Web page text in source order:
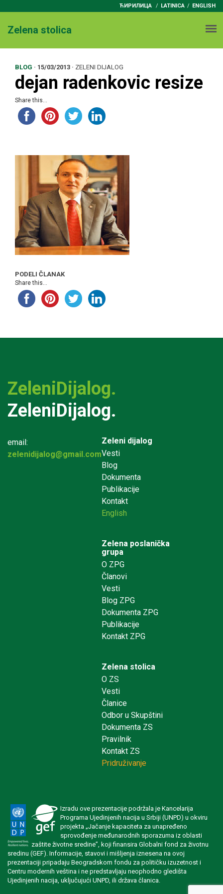
ЋИРИЛИЦА / LATINICA ENGLISH
Zelena stolica
BLOG · 15/03/2013 · ZELENI DIJALOG
dejan radenkovic resize
Share this...
PODELI ČLANAK
Share this...
ZeleniDijalog.
ZeleniDijalog.
email:
zelenidijalog@gmail.com
Zeleni dijalog
Vesti
Blog
Dokumenta
Publikacije
Kontakt
English
Zelena poslanička
grupa
O ZPG
Članovi
Vesti
Blog ZPG
Dokumenta ZPG
Publikacije
Kontakt ZPG
Zelena stolica
O ZS
Vesti
Članice
Odbor u Skupštini
Dokumenta ZS
Pravilnik
Kontakt ZS
Pridruživanje
Izradu ove prezentacije podržala je Kancelarija
Programa Ujedinjenih nacija u Srbiji (UNPD) u okviru
projekta „Jačanje kapaciteta za unapređeno
sprovođenje međunarodnih sporazuma iz oblasti
zaštite životne sredine”, koji finansira Globalni fond za životnu
sredinu (GEF). Informacije, stavovi i mišljenja iznesena na ovoj
prezentaciji pripadaju Beogradskom fondu za političku izuzetnost i
Centru modernih veština i ne predstavljaju neophodno gledišta
Ujedinjenih nacija, uključujući UNPD, ili država članica.